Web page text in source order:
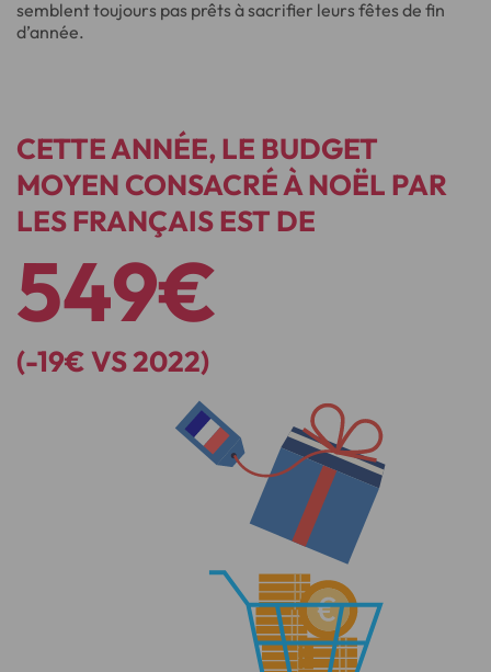
semblent toujours pas prêts à sacrifier leurs fêtes de fin
d’année.
CETTE ANNÉE, LE BUDGET
MOYEN CONSACRÉ À NOËL PAR
LES FRANÇAIS EST DE
549€
(-19€ VS 2022)